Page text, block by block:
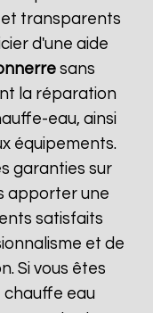
transparents
d'une aide
sans
la réparation
eau, ainsi
équipements.
garanties sur
apporter une
satisfaits
et de
Si vous êtes
eau